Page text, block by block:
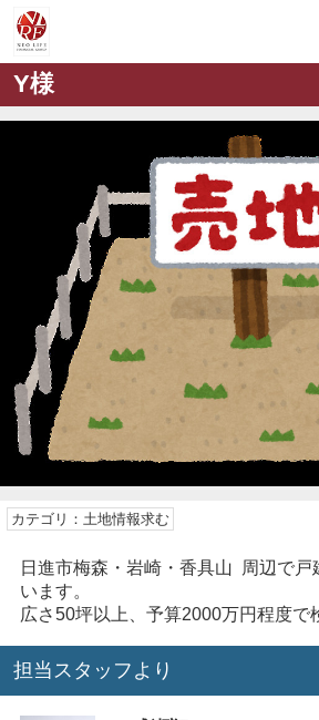
Y様
カテゴリ：土地情報求む
日進市梅森・岩崎・香具山 周辺で戸
います。
広さ50坪以上、予算2000万円程度で
担当スタッフより